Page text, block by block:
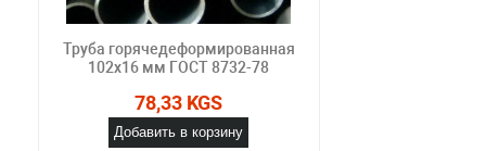
Труба горячедеформированная
102х16 мм ГОСТ 8732-78
78,33 KGS
Добавить в корзину